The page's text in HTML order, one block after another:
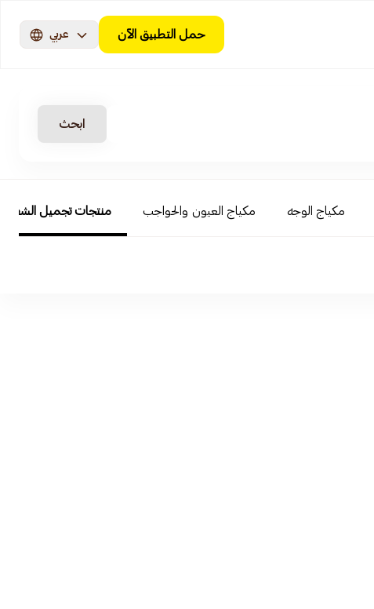
حمل التطبيق الآن عربي
ابحث
مكياج الوجه مكياج العيون والحواجب منتجات تجميل الشفاه